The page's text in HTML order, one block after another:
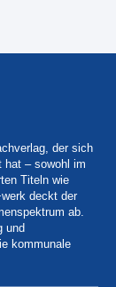
der sich
hat – sowohl im
Titeln wie
deckt der
ab.
und
kommunale